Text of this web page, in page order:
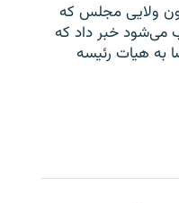
ولایی مجلس که
می‌شود خبر داد که
وزیر اقتصاد با ۹۰ امضا به هیات رئیسه